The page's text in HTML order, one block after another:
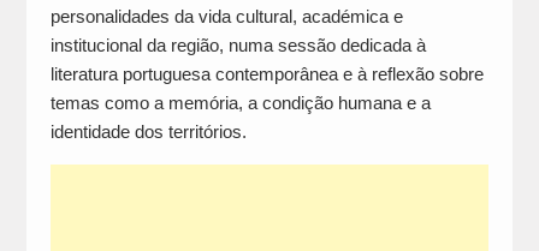
personalidades da vida cultural, académica e
institucional da região, numa sessão dedicada à
literatura portuguesa contemporânea e à reflexão sobre
temas como a memória, a condição humana e a
identidade dos territórios.